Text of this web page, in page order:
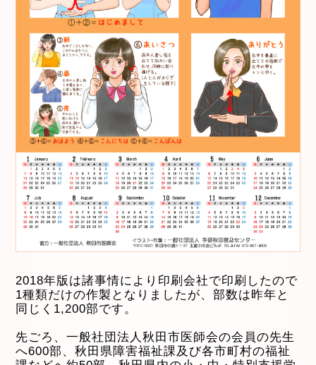
2018年版は諸事情により印刷会社で印刷したので
1種類だけの作製となりましたが、部数は昨年と
同じく1,200部です。
先ごろ、一般社団法人秋田市医師会の会員の先生
へ600部、秋田県障害福祉課及び各市町村の福祉